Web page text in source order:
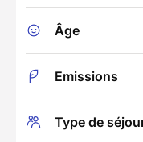
Âge
Emissions
Type de